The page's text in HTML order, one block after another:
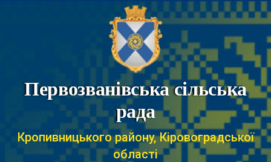
Первозванівська сільська
рада
Кропивницького району, Кіровоградської
області